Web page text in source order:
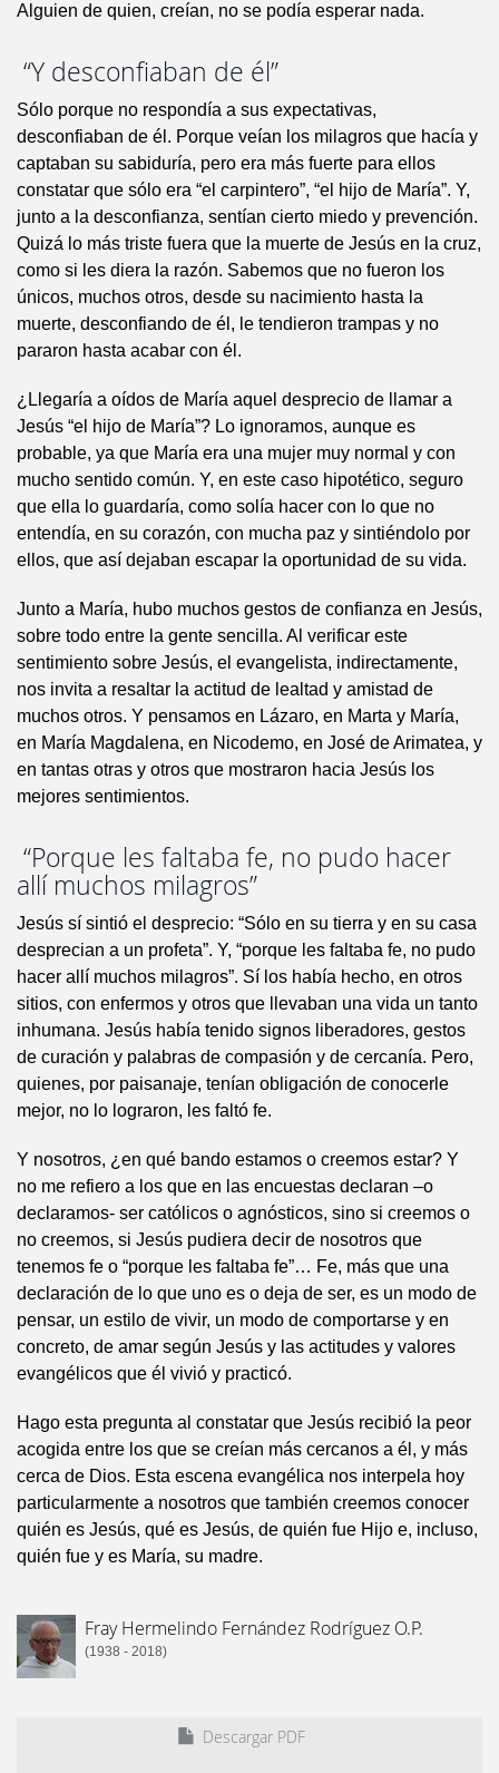
Alguien de quien, creían, no se podía esperar nada.
“Y desconfiaban de él”
Sólo porque no respondía a sus expectativas,
desconfiaban de él. Porque veían los milagros que hacía y
captaban su sabiduría, pero era más fuerte para ellos
constatar que sólo era “el carpintero”, “el hijo de María”. Y,
junto a la desconfianza, sentían cierto miedo y prevención.
Quizá lo más triste fuera que la muerte de Jesús en la cruz,
como si les diera la razón. Sabemos que no fueron los
únicos, muchos otros, desde su nacimiento hasta la
muerte, desconfiando de él, le tendieron trampas y no
pararon hasta acabar con él.
¿Llegaría a oídos de María aquel desprecio de llamar a
Jesús “el hijo de María”? Lo ignoramos, aunque es
probable, ya que María era una mujer muy normal y con
mucho sentido común. Y, en este caso hipotético, seguro
que ella lo guardaría, como solía hacer con lo que no
entendía, en su corazón, con mucha paz y sintiéndolo por
ellos, que así dejaban escapar la oportunidad de su vida.
Junto a María, hubo muchos gestos de confianza en Jesús,
sobre todo entre la gente sencilla. Al verificar este
sentimiento sobre Jesús, el evangelista, indirectamente,
nos invita a resaltar la actitud de lealtad y amistad de
muchos otros. Y pensamos en Lázaro, en Marta y María,
en María Magdalena, en Nicodemo, en José de Arimatea, y
en tantas otras y otros que mostraron hacia Jesús los
mejores sentimientos.
“Porque les faltaba fe, no pudo hacer
allí muchos milagros”
Jesús sí sintió el desprecio: “Sólo en su tierra y en su casa
desprecian a un profeta”. Y, “porque les faltaba fe, no pudo
hacer allí muchos milagros”. Sí los había hecho, en otros
sitios, con enfermos y otros que llevaban una vida un tanto
inhumana. Jesús había tenido signos liberadores, gestos
de curación y palabras de compasión y de cercanía. Pero,
quienes, por paisanaje, tenían obligación de conocerle
mejor, no lo lograron, les faltó fe.
Y nosotros, ¿en qué bando estamos o creemos estar? Y
no me refiero a los que en las encuestas declaran –o
declaramos- ser católicos o agnósticos, sino si creemos o
no creemos, si Jesús pudiera decir de nosotros que
tenemos fe o “porque les faltaba fe”… Fe, más que una
declaración de lo que uno es o deja de ser, es un modo de
pensar, un estilo de vivir, un modo de comportarse y en
concreto, de amar según Jesús y las actitudes y valores
evangélicos que él vivió y practicó.
Hago esta pregunta al constatar que Jesús recibió la peor
acogida entre los que se creían más cercanos a él, y más
cerca de Dios. Esta escena evangélica nos interpela hoy
particularmente a nosotros que también creemos conocer
quién es Jesús, qué es Jesús, de quién fue Hijo e, incluso,
quién fue y es María, su madre.
Fray Hermelindo Fernández Rodríguez O.P.
(1938 - 2018)
Descargar PDF